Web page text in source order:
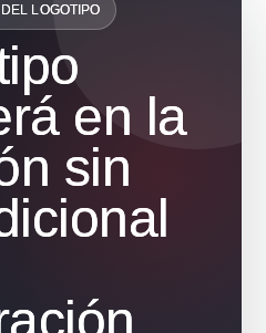
LOGOTIPO
en la
sin